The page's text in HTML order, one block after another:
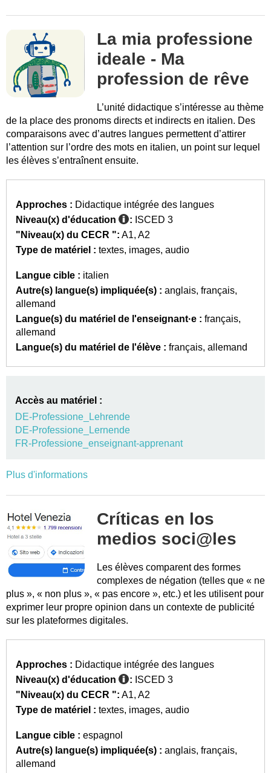
La mia professione
ideale - Ma
profession de rêve
L’unité didactique s’intéresse au thème
de la place des pronoms directs et indirects en italien. Des
comparaisons avec d’autres langues permettent d’attirer
l’attention sur l’ordre des mots en italien, un point sur lequel
les élèves s’entraînent ensuite.
Approches : Didactique intégrée des langues
Niveau(x) d'éducation
: ISCED 3
"Niveau(x) du CECR ": A1 A2
Type de matériel : textes images audio
Langue cible : italien
Autre(s) langue(s) impliquée(s) : anglais français
allemand
Langue(s) du matériel de l'enseignant·e : français
allemand
Langue(s) du matériel de l'élève : français allemand
Accès au matériel :
DE-Professione_Lehrende
DE-Professione_Lernende
FR-Professione_enseignant-apprenant
Plus d'informations
Críticas en los
medios soci@les
Les élèves comparent des formes
complexes de négation (telles que « ne
plus », « non plus », « pas encore », etc.) et les utilisent pour
exprimer leur propre opinion dans un contexte de publicité
sur les plateformes digitales.
Approches : Didactique intégrée des langues
Niveau(x) d'éducation
: ISCED 3
"Niveau(x) du CECR ": A1 A2
Type de matériel : textes images audio
Langue cible : espagnol
Autre(s) langue(s) impliquée(s) : anglais français
allemand